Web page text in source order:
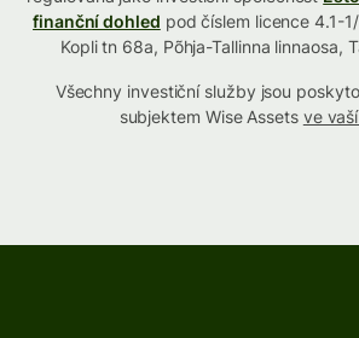
finanční dohled pod číslem licence 4.1-
Kopli tn 68a, Põhja-Tallinna linnaosa,
Všechny investiční služby jsou
subjektem Wise Assets ve